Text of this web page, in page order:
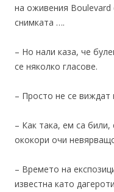
на оживения Boulevard
снимката ….
– Но нали каза, че
се няколко гласове.
– Просто не се
– Как така, ем са
ококори очи
– Времето на
известна като